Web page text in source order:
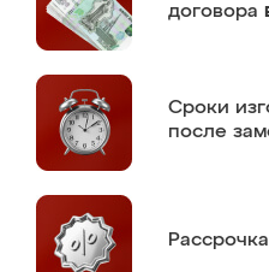
договора
Сроки
после
Рассрочка